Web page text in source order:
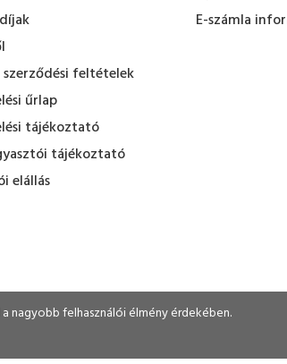
feltételek
űrlap
tájékoztató
tájékoztató
elállás
E-számla
nagyobb felhasználói élmény érdekében.